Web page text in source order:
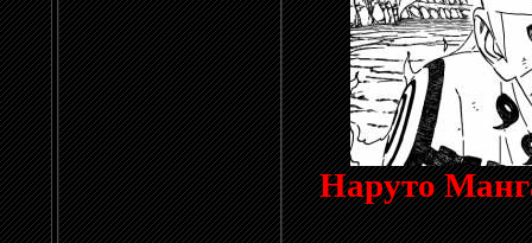
Наруто